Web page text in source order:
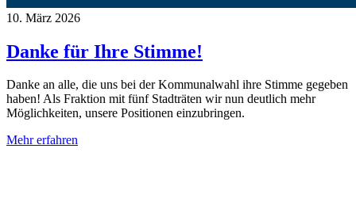
10. März 2026
Danke für Ihre Stimme!
Danke an alle, die uns bei der Kommunalwahl ihre Stimme gegeben
haben! Als Fraktion mit fünf Stadträten wir nun deutlich mehr
Möglichkeiten, unsere Positionen einzubringen.
Mehr erfahren